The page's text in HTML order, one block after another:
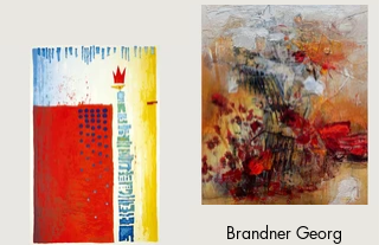
Brandner Georg